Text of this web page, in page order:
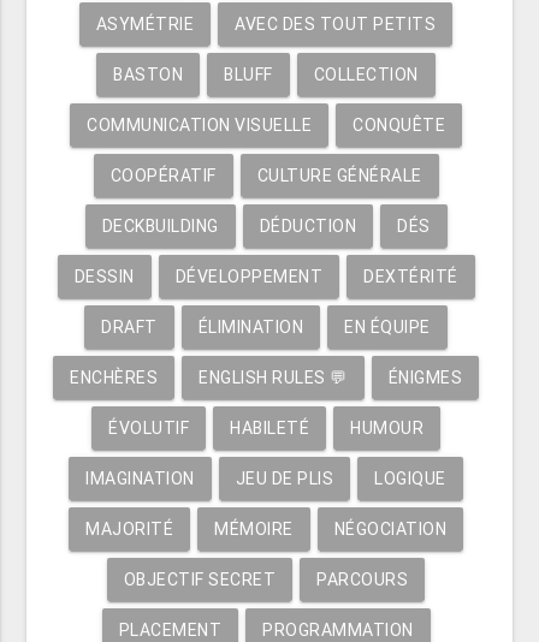
ASYMÉTRIE AVEC DES TOUT PETITS
BASTON BLUFF COLLECTION
COMMUNICATION VISUELLE CONQUÊTE
COOPÉRATIF CULTURE GÉNÉRALE
DECKBUILDING DÉDUCTION DÉS
DESSIN DÉVELOPPEMENT DEXTÉRITÉ
DRAFT ÉLIMINATION EN ÉQUIPE
ENCHÈRES ENGLISH RULES 💬 ÉNIGMES
ÉVOLUTIF HABILETÉ HUMOUR
IMAGINATION JEU DE PLIS LOGIQUE
MAJORITÉ MÉMOIRE NÉGOCIATION
OBJECTIF SECRET PARCOURS
PLACEMENT PROGRAMMATION